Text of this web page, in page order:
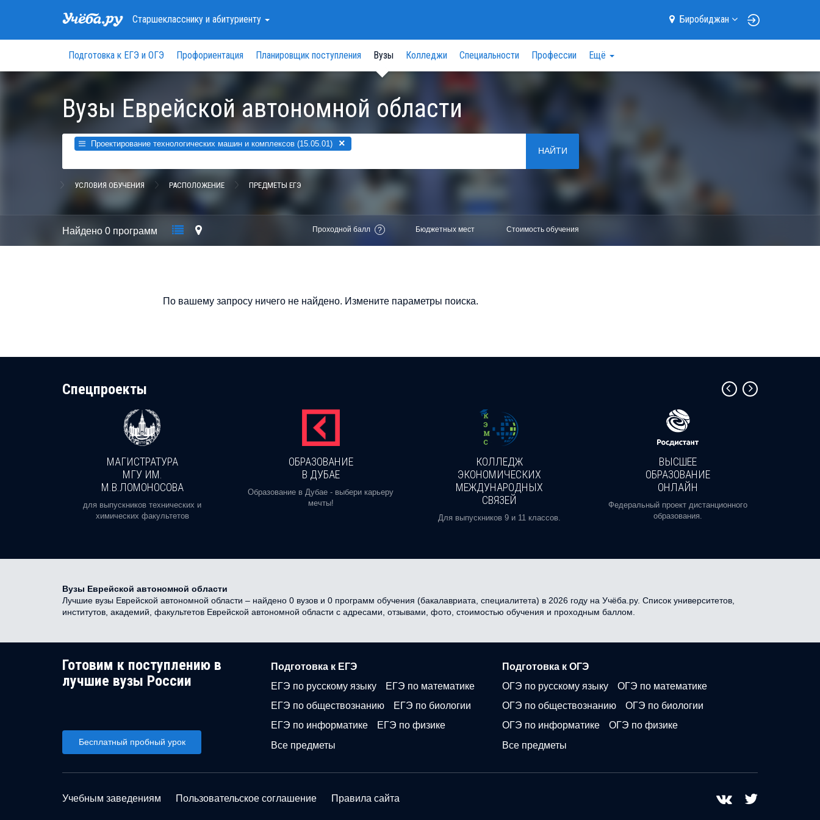
Старшеклассникуи абитуриенту Биробиджан
Подготовка к ЕГЭ и ОГЭ Профориентация Планировщик поступления Вузы Колледжи Специальности Профессии Ещё
Вузы Еврейской автономной области
Проектирование технологических машин и комплексов (15.05.01) ×
НАЙТИ
УСЛОВИЯ ОБУЧЕНИЯ РАСПОЛОЖЕНИЕ ПРЕДМЕТЫ ЕГЭ
Найдено 0 программ Проходной балл ? Бюджетных мест Стоимость обучения
По вашему запросу ничего не найдено. Измените параметры поиска.
Cпецпроекты
МАГИСТРАТУРА
МГУ ИМ.
М.В.ЛОМОНОСОВА
для выпускников технических и
химических факультетов
ОБРАЗОВАНИЕ
В ДУБАЕ
Образование в Дубае - выбери карьеру
мечты!
КОЛЛЕДЖ
ЭКОНОМИЧЕСКИХ
МЕЖДУНАРОДНЫХ
СВЯЗЕЙ
Для выпускников 9 и 11 классов.
ВЫСШЕЕ
ОБРАЗОВАНИЕ
ОНЛАЙН
Федеральный проект дистанционного
образования.
Вузы Еврейской автономной области
Лучшие вузы Еврейской автономной области – найдено 0 вузов и 0 программ обучения (бакалавриата, специалитета) в 2026 году на Учёба.ру. Список университетов,
институтов, академий, факультетов Еврейской автономной области с адресами, отзывами, фото, стоимостью обучения и проходным баллом.
Готовим к поступлению в
лучшие вузы России
Бесплатный пробный урок
Подготовка к ЕГЭ
ЕГЭ по русскому языку
ЕГЭ по математике
ЕГЭ по обществознанию
ЕГЭ по биологии
ЕГЭ по информатике
ЕГЭ по физике
Все предметы
Подготовка к ОГЭ
ОГЭ по русскому языку
ОГЭ по математике
ОГЭ по обществознанию
ОГЭ по биологии
ОГЭ по информатике
ОГЭ по физике
Все предметы
Учебным заведениям Пользовательское соглашение Правила сайта